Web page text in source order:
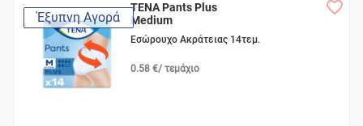
Έξυπνη Αγορά
TENA Pants Plus
Medium
Εσώρουχο Ακράτειας 14τεμ.
0.58 €/ τεμάχιο